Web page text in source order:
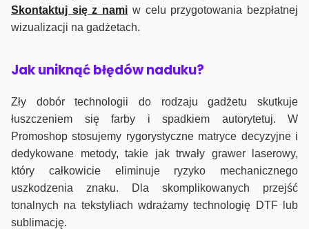
Skontaktuj się z nami w celu przygotowania bezpłatnej
wizualizacji na gadżetach.
Jak uniknąć błędów naduku?
Zły dobór technologii do rodzaju gadżetu skutkuje
łuszczeniem się farby i spadkiem autorytetuj. W
Promoshop stosujemy rygorystyczne matryce decyzyjne i
dedykowane metody, takie jak trwały grawer laserowy,
który całkowicie eliminuje ryzyko mechanicznego
uszkodzenia znaku. Dla skomplikowanych przejść
tonalnych na tekstyliach wdrażamy technologię DTF lub
sublimację.